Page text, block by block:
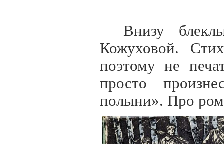
Внизу
Кожуховой.
поэтому не
просто
полыни». Про